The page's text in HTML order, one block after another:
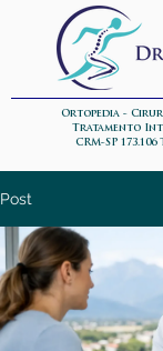
Ortopedia -
Tratamento
CRM-SP 173.106
Post